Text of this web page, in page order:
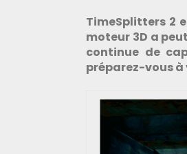
TimeSplitters 2
moteur 3D a
continue de
préparez-vous à